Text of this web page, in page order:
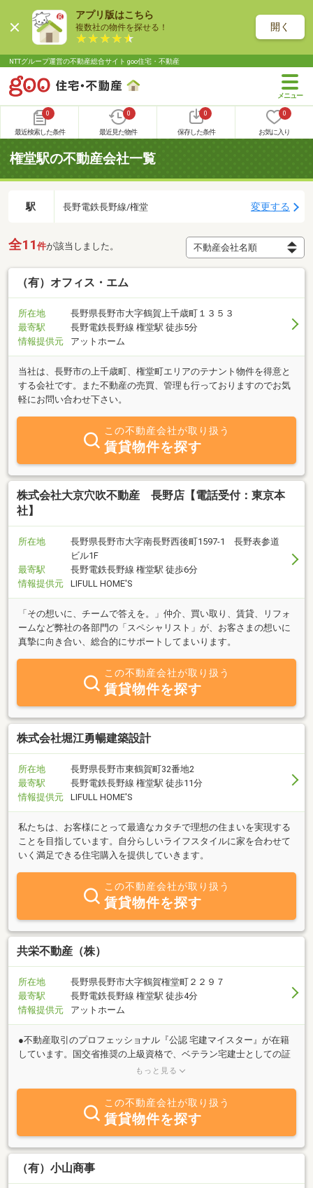
アプリ版はこちら
複数社の物件を探せる！ 開く
NTTグループ運営の不動産総合サイト goo住宅・不動産
0
最近検索した条件
0
最近見た物件
0
保存した条件
0
お気に入り
権堂駅の不動産会社一覧
駅 長野電鉄長野線/権堂 変更する
全11 件が該当しました。
（有）オフィス・エム
所在地
長野県長野市大字鶴賀上千歳町１３５３
最寄駅
長野電鉄長野線 権堂駅 徒歩5分
情報提供元
アットホーム
当社は、長野市の上千歳町、権堂町エリアのテナント物件を得意と
する会社です。また不動産の売買、管理も行っておりますのでお気
軽にお問い合わせ下さい。
この不動産会社が取り扱う
賃貸物件を探す
株式会社大京穴吹不動産 長野店【電話受付：東京本
社】
所在地
長野県長野市大字南長野西後町1597-1 長野表参道
ビル1F
最寄駅
長野電鉄長野線 権堂駅 徒歩6分
情報提供元
LIFULL HOME'S
「その想いに、チームで答えを。」仲介、買い取り、賃貸、リフォ
ームなど弊社の各部門の「スペシャリスト」が、お客さまの想いに
真摯に向き合い、総合的にサポートしてまいります。
この不動産会社が取り扱う
賃貸物件を探す
株式会社堀江勇暢建築設計
所在地
長野県長野市東鶴賀町32番地2
最寄駅
長野電鉄長野線 権堂駅 徒歩11分
情報提供元
LIFULL HOME'S
私たちは、お客様にとって最適なカタチで理想の住まいを実現する
ことを目指しています。自分らしいライフスタイルに家を合わせて
いく満足できる住宅購入を提供していきます。
この不動産会社が取り扱う
賃貸物件を探す
共栄不動産（株）
所在地
長野県長野市大字鶴賀権堂町２２９７
最寄駅
長野電鉄長野線 権堂駅 徒歩4分
情報提供元
アットホーム
●不動産取引のプロフェッショナル『公認 宅建マイスター』が在籍
しています。国交省推奨の上級資格で、ベテラン宅建士としての証
明です。●不動産の総合アドバイザー『公認 不動産コンサルティン
しています。●「相続」から「空き家」、「お金」、「有効活用」
まで、はば広い相談が、安心してできます。 〇『2級FP技能士』
（AFP）として、不動産のお金の話は、くわしく説明しています。
不動産の取得・相続は、家族のライフプランの中で考えましょ
う。 〇円滑・円満な相続は、『上級相続アドバイザー』にご相談
ください。これからの時代は、長寿化・少子化等により、家族信託
もっと見る
この不動産会社が取り扱う
賃貸物件を探す
（有）小山商事